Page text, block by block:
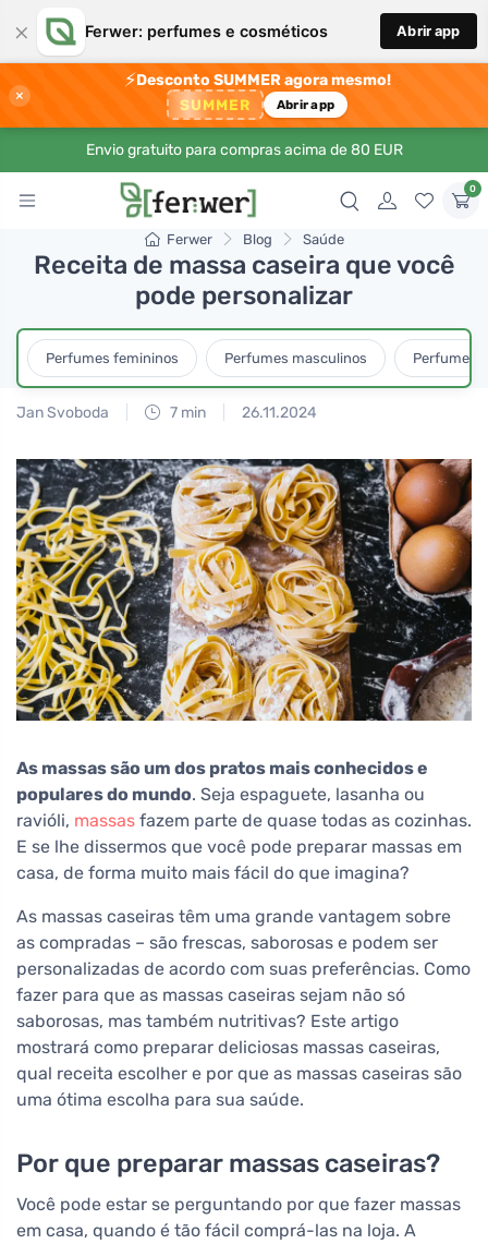
× Ferwer: perfumes e cosméticos Abrir app
×
⚡Desconto SUMMER agora mesmo!
SUMMER Abrir app
Envio gratuito para compras acima de 80 EUR
0
Ferwer Blog Saúde
Receita de massa caseira que você
pode personalizar
Perfumes femininos Perfumes masculinos Perfumes
Jan Svoboda 7 min 26.11.2024
As massas são um dos pratos mais conhecidos e
populares do mundo. Seja espaguete, lasanha ou
ravióli, massas fazem parte de quase todas as cozinhas.
E se lhe dissermos que você pode preparar massas em
casa, de forma muito mais fácil do que imagina?
As massas caseiras têm uma grande vantagem sobre
as compradas – são frescas, saborosas e podem ser
personalizadas de acordo com suas preferências. Como
fazer para que as massas caseiras sejam não só
saborosas, mas também nutritivas? Este artigo
mostrará como preparar deliciosas massas caseiras,
qual receita escolher e por que as massas caseiras são
uma ótima escolha para sua saúde.
Por que preparar massas caseiras?
Você pode estar se perguntando por que fazer massas
em casa, quando é tão fácil comprá-las na loja. A